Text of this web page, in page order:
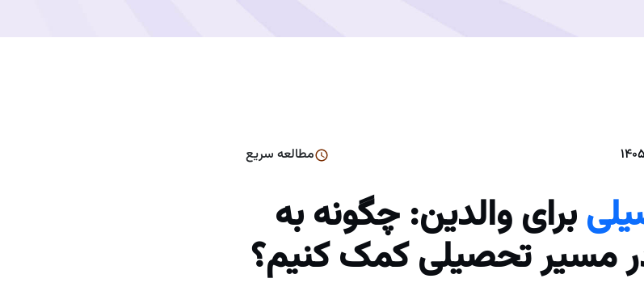
مطالعه سریع
برای والدین: چگونه به
مسیر تحصیلی کمک کنیم؟